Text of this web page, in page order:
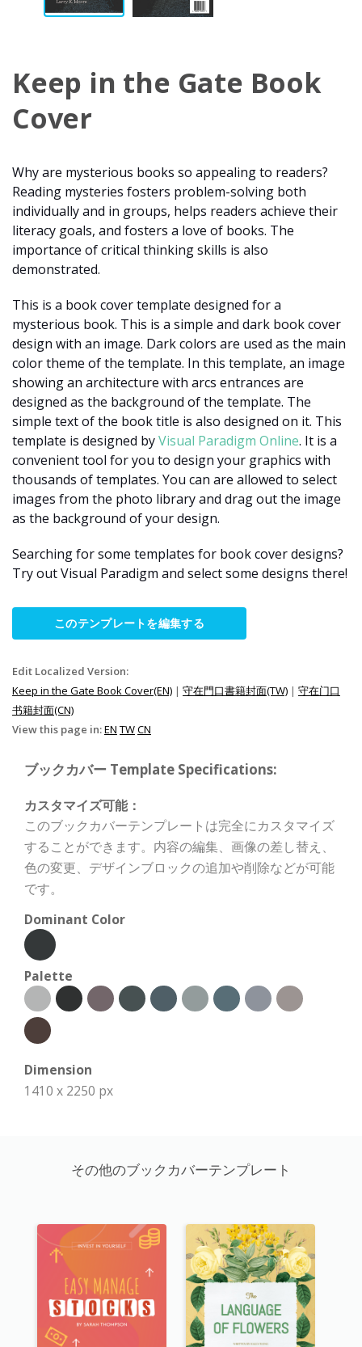
Keep in the Gate Book
Cover
Why are mysterious books so appealing to readers?
Reading mysteries fosters problem-solving both
individually and in groups, helps readers achieve their
literacy goals, and fosters a love of books. The
importance of critical thinking skills is also
demonstrated.
This is a book cover template designed for a
mysterious book. This is a simple and dark book cover
design with an image. Dark colors are used as the main
color theme of the template. In this template, an image
showing an architecture with arcs entrances are
designed as the background of the template. The
simple text of the book title is also designed on it. This
template is designed byVisual Paradigm Online. It is a
convenient tool for you to design your graphics with
thousands of templates. You can are allowed to select
images from the photo library and drag out the image
as the background of your design.
Searching for some templates for book cover designs?
Try out Visual Paradigm and select some designs there!
このテンプレートを編集する
Edit Localized Version:
Keep in the Gate Book Cover(EN) | 守在門口書籍封面(TW) | 守在门口
书籍封面(CN)
View this page in:EN TWCN
ブックカバー Template Specifications:
カスタマイズ可能：
このブックカバーテンプレートは完全にカスタマイズ
することができます。内容の編集、画像の差し替え、
色の変更、デザインブロックの追加や削除などが可能
です。
Dominant Color
Palette
Dimension
1410 x 2250 px
その他のブックカバーテンプレート